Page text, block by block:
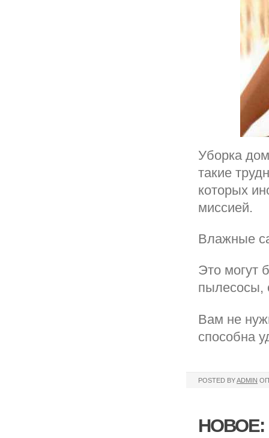
Уборка
такие
которых
миссией.
Влажные
Это могут
пылесосы,
Вам не
способна
POSTED BYADMIN